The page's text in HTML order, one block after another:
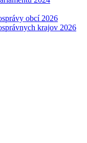
obcí 2026
krajov 2026